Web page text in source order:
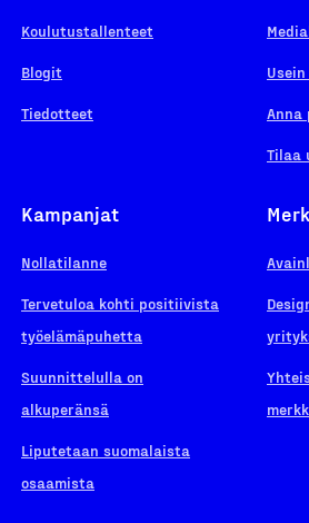
Koulutustallenteet
Blogit
Tiedotteet
Tilaa
Kampanjat
Nollatilanne
Tervetuloa kohti positiivista
työelämäpuhetta
Suunnittelulla on
alkuperänsä
Liputetaan suomalaista
osaamista